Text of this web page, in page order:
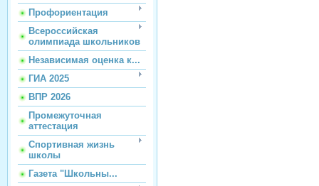
Профориентация
Всероссийская
олимпиада школьников
Независимая оценка к...
ГИА 2025
ВПР 2026
Промежуточная
аттестация
Спортивная жизнь
школы
Газета "Школьны...